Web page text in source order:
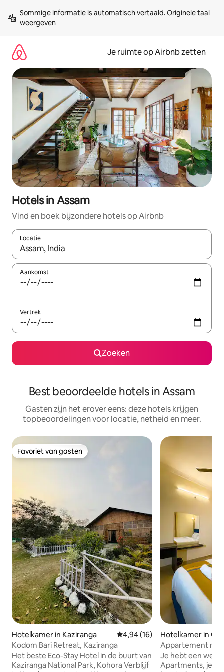
direct
naar
Sommige informatie is automatisch vertaald. Originele taal
weergeven
Je ruimte op Airbnb zetten
Hotels in Assam
Vind en boek bijzondere hotels op Airbnb
Locatie
Wanneer er suggesties beschikbaar zijn, maak je een keuze
Aankomst
Vertrek
Zoeken
Best beoordeelde hotels in Assam
Gasten zijn het erover eens: deze hotels krijgen
topbeoordelingen voor locatie, netheid en meer.
Favoriet van gasten
Favoriet van gasten
Hotelkamer in Kaziranga Gemiddelde beoordeling van
4,94 (16)
Kodom Bari Retreat, Kaziranga
Het beste Eco-Stay Hotel in de buurt van
Kaziranga National Park, Kohora Verblijf
Hotelkamer in
Appartement met
keuken | Door
Je hebt een
Apartments, je